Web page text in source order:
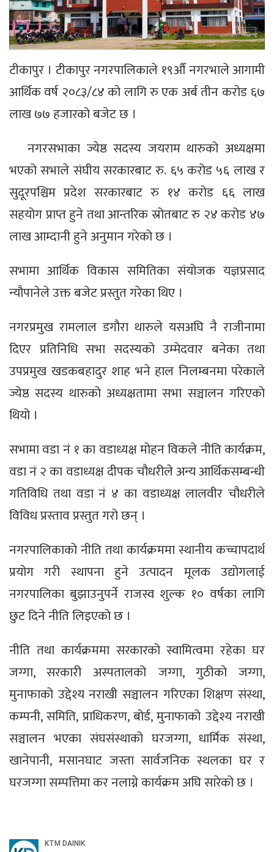
टीकापुर । टीकापुर नगरपालिकाले १९औँ नगरभाले आगामी
आर्थिक वर्ष २०८३/८४ को लागि रु एक अर्ब तीन करोड ६७
लाख ७७ हजारको बजेट छ ।
नगरसभाका ज्येष्ठ सदस्य जयराम थारुको अध्यक्षमा
भएको सभाले संघीय सरकारबाट रु. ६५ करोड ५६ लाख र
सुदूरपश्चिम प्रदेश सरकारबाट रु १४ करोड ६६ लाख
सहयोग प्राप्त हुने तथा आन्तरिक स्रोतबाट रु २४ करोड ४७
लाख आम्दानी हुने अनुमान गरेको छ ।
सभामा आर्थिक विकास समितिका संयोजक यज्ञप्रसाद
न्यौपानेले उक्त बजेट प्रस्तुत गरेका थिए ।
नगरप्रमुख रामलाल डगौरा थारुले यसअघि नै राजीनामा
दिएर प्रतिनिधि सभा सदस्यको उम्मेदवार बनेका तथा
उपप्रमुख खडकबहादुर शाह भने हाल निलम्बनमा परेकाले
ज्येष्ठ सदस्य थारुको अध्यक्षतामा सभा सञ्चालन गरिएको
थियो ।
सभामा वडा नं १ का वडाध्यक्ष मोहन विकले नीति कार्यक्रम,
वडा नं २ का वडाध्यक्ष दीपक चौधरीले अन्य आर्थिकसम्बन्धी
गतिविधि तथा वडा नं ४ का वडाध्यक्ष लालवीर चौधरीले
विविध प्रस्ताव प्रस्तुत गरो छन् ।
नगरपालिकाको नीति तथा कार्यक्रममा स्थानीय कच्चापदार्थ
प्रयोग गरी स्थापना हुने उत्पादन मूलक उद्योगलाई
नगरपालिका बुझाउनुपर्ने राजस्व शुल्क १० वर्षका लागि
छुट दिने नीति लिइएको छ ।
नीति तथा कार्यक्रममा सरकारको स्वामित्वमा रहेका घर
जग्गा, सरकारी अस्पतालको जग्गा, गुठीको जग्गा,
मुनाफाको उद्देश्य नराखी सञ्चालन गरिएका शिक्षण संस्था,
कम्पनी, समिति, प्राधिकरण, बोर्ड, मुनाफाको उद्देश्य नराखी
सञ्चालन भएका संघसंस्थाको घरजग्गा, धार्मिक संस्था,
खानेपानी, मसानघाट जस्ता सार्वजनिक स्थलका घर र
घरजग्गा सम्पत्तिमा कर नलाग्ने कार्यक्रम अघि सारेको छ ।